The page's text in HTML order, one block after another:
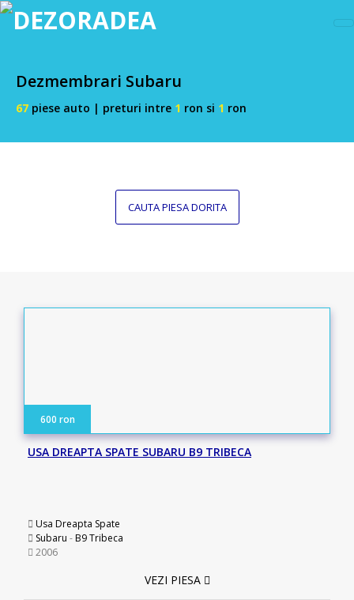
Dezmembrari Subaru
67 piese auto | preturi intre 1 ron si 1 ron
CAUTA PIESA DORITA
600 ron
USA DREAPTA SPATE SUBARU B9 TRIBECA
Usa Dreapta Spate
Subaru -B9 Tribeca
2006
VEZI PIESA